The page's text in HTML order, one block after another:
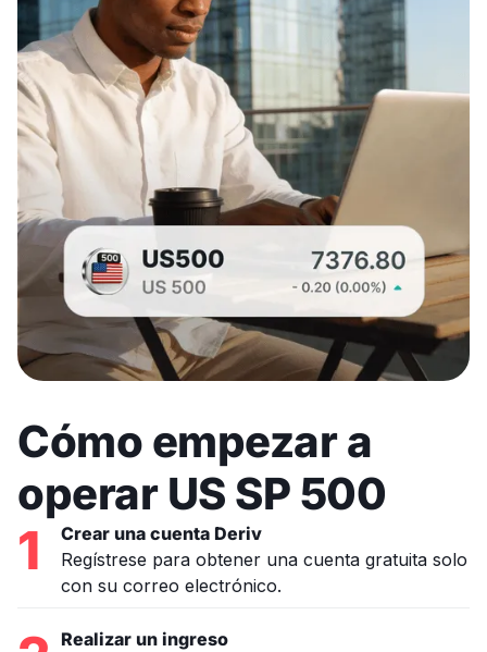
Cómo empezar a
operar US SP 500
1
Crear una cuenta Deriv
Regístrese para obtener una cuenta gratuita solo
con su correo electrónico.
Realizar un ingreso